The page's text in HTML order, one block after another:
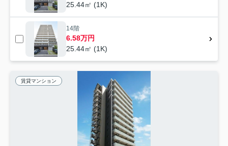
25.44㎡ (1K)
14階
6.58万円
25.44㎡ (1K)
賃貸マンション